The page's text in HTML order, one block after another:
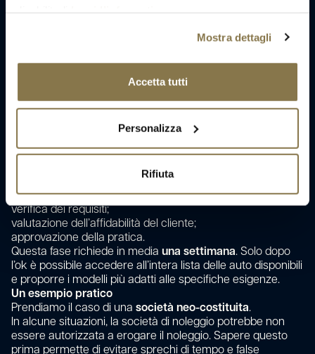
Mostra dettagli
Accetta tutti
Personalizza
Rifiuta
Una volta definita lafascia di prezzoe il tipo di veicolo
desiderato, raccogliamo i documenti anagrafici e reddituali
Dopodiché li inviamo alla società di noleggio per:
verifica dei requisiti;
valutazione dell’affidabilità del cliente;
approvazione della pratica.
Questa fase richiede in media una settimana. Solo dopo
l’ok è possibile accedere all’intera lista delle auto disponibili
e proporre i modelli più adatti alle specifiche esigenze.
Un esempio pratico
Prendiamo il caso di una società neo-costituita.
In alcune situazioni, la società di noleggio potrebbe non
essere autorizzata a erogare il noleggio. Sapere questo
prima permette di evitare sprechi di tempo e false